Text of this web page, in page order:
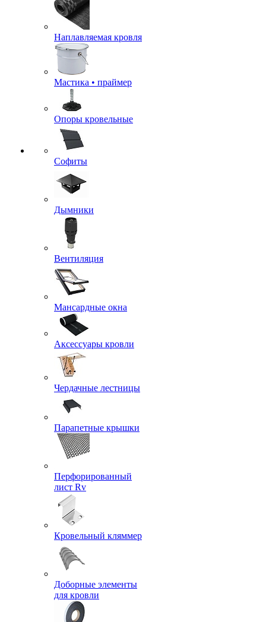
Наплавляемая кровля
Мастика • праймер
Опоры кровельные
Софиты
Дымники
Вентиляция
Мансардные окна
Аксессуары кровли
Чердачные лестницы
Парапетные крышки
Перфорированный
лист Rv
Кровельный кляммер
Доборные элементы
для кровли